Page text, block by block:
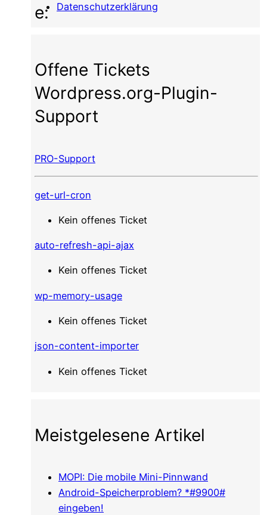
e: Datenschutzerklärung
Offene Tickets
Wordpress.org-Plugin-
Support
PRO-Support
get-url-cron
Kein offenes Ticket
auto-refresh-api-ajax
Kein offenes Ticket
wp-memory-usage
Kein offenes Ticket
json-content-importer
Kein offenes Ticket
Meistgelesene Artikel
MOPI: Die mobile Mini-Pinnwand
Android-Speicherproblem? *#9900#
eingeben!